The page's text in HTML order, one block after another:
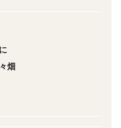
費でき、
います。
いう感覚に近いサイズ
畑